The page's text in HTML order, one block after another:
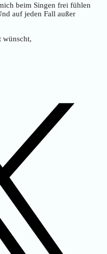
beim Singen frei fühlen
auf jeden Fall außer
wünscht,